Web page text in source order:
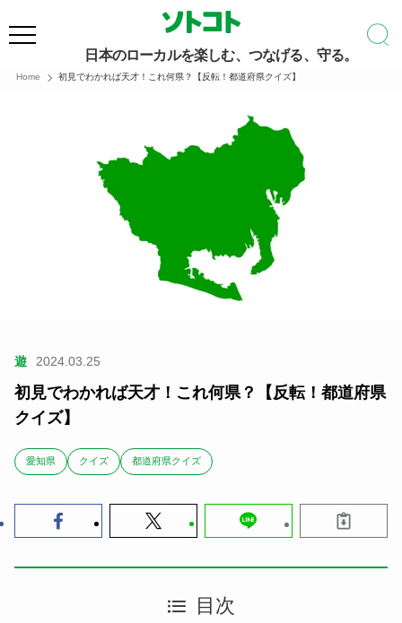
日本のローカルを楽しむ、つなげる、守る。
Home 初見でわかれば天才！これ何県？【反転！都道府県クイズ】
遊 2024.03.25
初見でわかれば天才！これ何県？【反転！都道府県
クイズ】
愛知県 クイズ 都道府県クイズ
目次